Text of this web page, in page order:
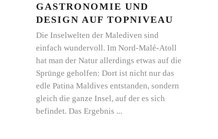
GASTRONOMIE UND
DESIGN AUF TOPNIVEAU
Die Inselwelten der Malediven sind
einfach wundervoll. Im Nord-Malé-Atoll
hat man der Natur allerdings etwas auf die
Sprünge geholfen: Dort ist nicht nur das
edle Patina Maldives entstanden, sondern
gleich die ganze Insel, auf der es sich
befindet. Das Ergebnis